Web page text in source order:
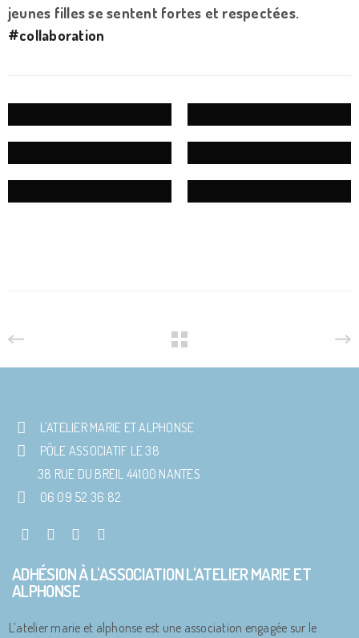
jeunes filles se sentent fortes et respectées.
#collaboration
L'ATELIER MARIE ET ALPHONSE
PÔLE ASSOCIATIF LE 38
38 RUE DU BREIL 44100 NANTES
06 09 52 36 82
ADHÉSION À L'ASSOCIATION L'ATELIER MARIE ET
ALPHONSE
L’atelier marie et alphonse est une association engagée sur le